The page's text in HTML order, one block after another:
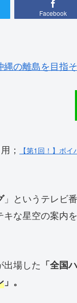
Facebook
の離島を目指そ
；
【第1回！】ボ
」というテレビ
な星空の案内
出場した 「全国
」。